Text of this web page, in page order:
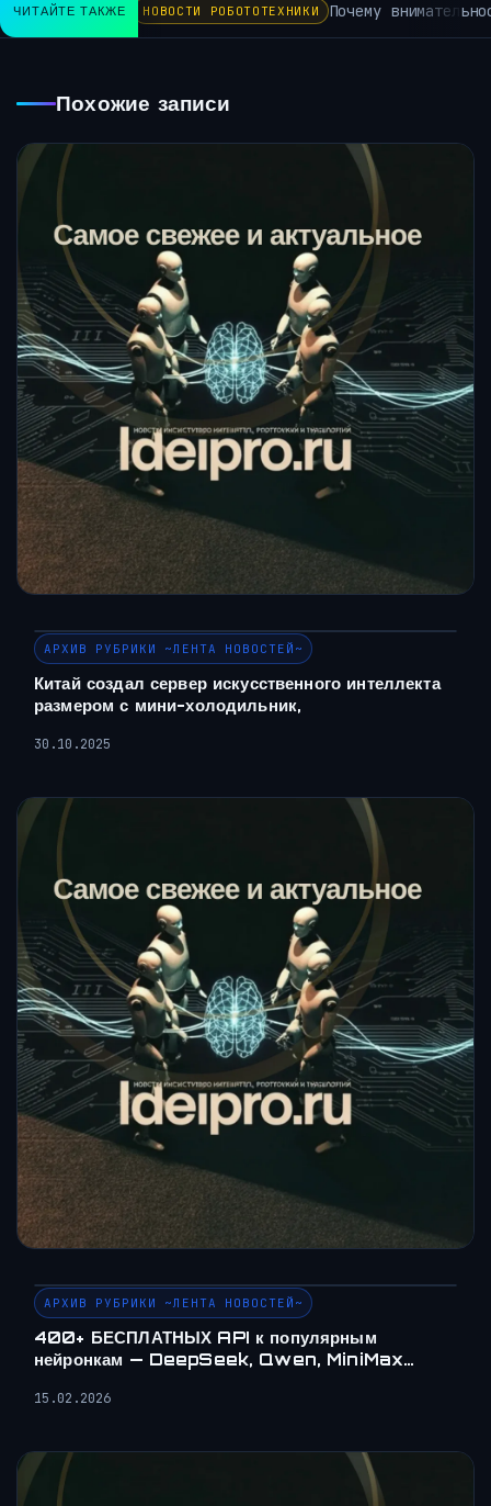
ЧИТАЙТЕ ТАКЖЕ НОВОСТИ РОБОТОТЕХНИКИ Почему
Похожие записи
АРХИВ РУБРИКИ ~ЛЕНТА НОВОСТЕЙ~
Китай создал сервер искусственного интеллекта
размером с мини-холодильник,
30.10.2025
АРХИВ РУБРИКИ ~ЛЕНТА НОВОСТЕЙ~
400+ БЕСПЛАТНЫХ API к популярным
нейронкам — DeepSeek, Qwen, MiniMax…
15.02.2026